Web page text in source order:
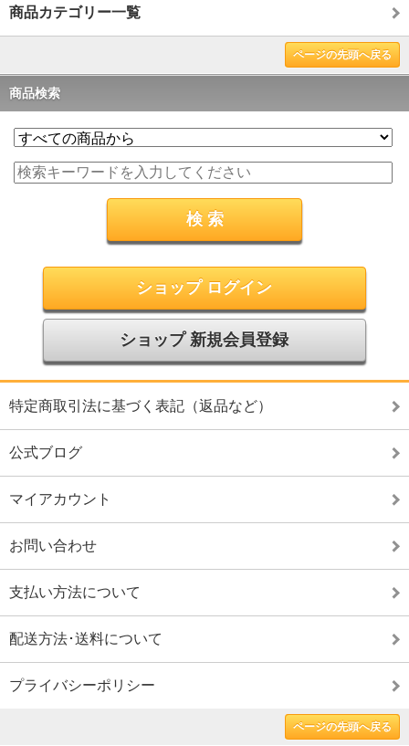
商品カテゴリー一覧
ページの先頭へ戻る
商品検索
ショップ ログイン
ショップ 新規会員登録
特定商取引法に基づく表記（返品など）
公式ブログ
マイアカウント
お問い合わせ
支払い方法について
配送方法･送料について
プライバシーポリシー
ページの先頭へ戻る